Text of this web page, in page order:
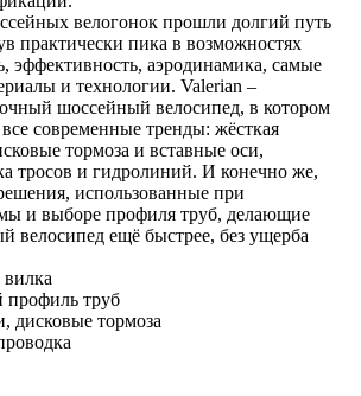
велогонок прошли долгий путь
практически пика в возможностях
эффективность, аэродинамика, самые
и технологии. Valerian –
шоссейный велосипед, в котором
современные тренды: жёсткая
тормоза и вставные оси,
тросов и гидролиний. И конечно же,
использованные при
и выборе профиля труб, делающие
велосипед ещё быстрее, без ущерба
вилка
профиль труб
дисковые тормоза